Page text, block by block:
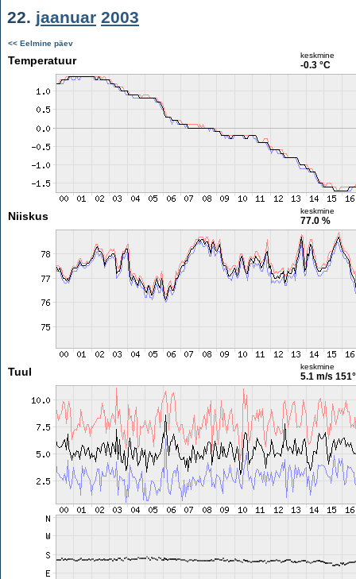
22. jaanuar 2003
<< Eelmine päev
Temperatuur keskmine
-0.3 °C
Niiskus keskmine
77.0 %
Tuul keskmine
5.1 m/s 151°